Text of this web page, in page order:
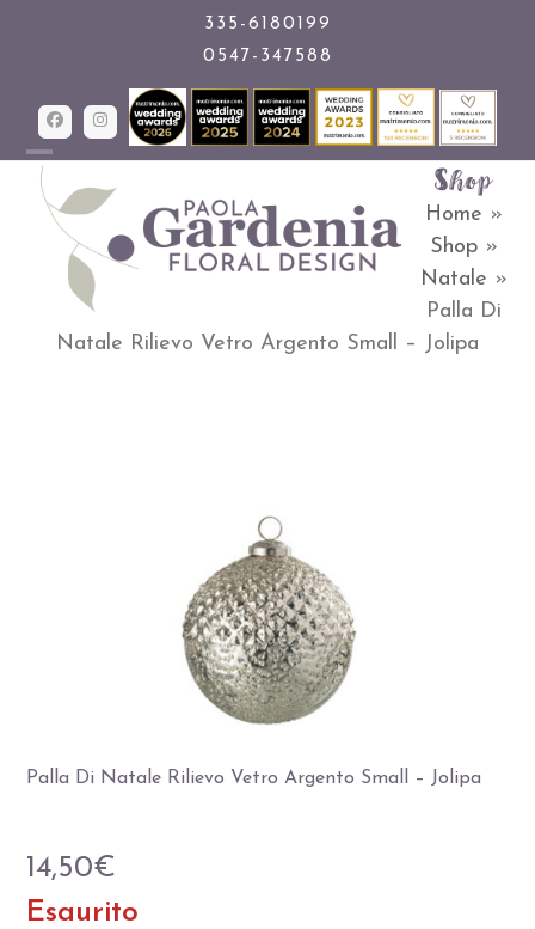
content
335-6180199
0547-347588
FacebookInstagram
Open
mobile
menu
Close
mobile
menu
Shop
Home »
Shop»
Natale »
Palla Di
Natale Rilievo Vetro Argento Small – Jolipa
Palla Di Natale Rilievo Vetro Argento Small – Jolipa
14,50€
Esaurito